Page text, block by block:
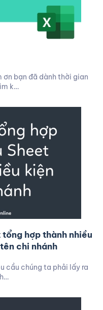
bạn đã dành thời gian
k…
hợp thành nhiều
chi nhánh
cầu chúng ta phải lấy ra